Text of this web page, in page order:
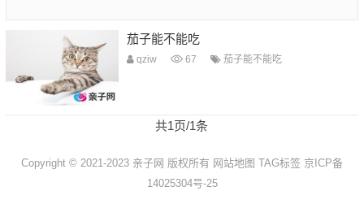
茄子能不能吃
qziw 67 茄子能不能吃
共1页/1条
Copyright © 2021-2023 亲子网 版权所有 网站地图 TAG标签 京ICP备
14025304号-25